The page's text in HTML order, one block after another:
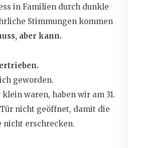
in Familien durch dunkle
Stimmungen kommen
aber kann.
geworden.
waren, haben wir am 31.
nicht geöffnet, damit die
nicht erschrecken.